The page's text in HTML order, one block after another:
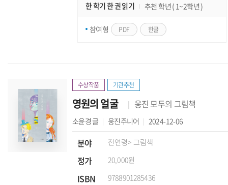
한 학기 한 권 읽기 추천 학년 ( 1~2학년 )
참여형 PDF 한글
수상작품 기관추천
영원의 얼굴 웅진 모두의 그림책
소윤경 글 웅진주니어 2024-12-06
분야 전연령> 그림책
정가 20,000원
ISBN 9788901285436